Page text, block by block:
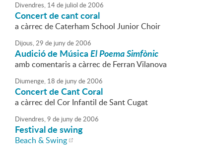
Divendres, 14de juliol de2006
Concert de cant coral
a càrrec de Caterham School Junior Choir
Dijous,29 de junyde2006
Audició de MúsicaEl Poema Simfònic
amb comentaris a càrrec de Ferran Vilanova
Diumenge, 18 de junyde2006
Concert de Cant Coral
a càrrec del Cor Infantil de Sant Cugat
Divendres,9 de junyde2006
Festival de swing
Beach & Swing